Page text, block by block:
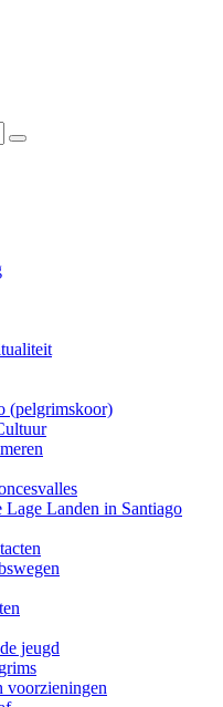
(pelgrimskoor)
Lage Landen in Santiago
jeugd
voorzieningen